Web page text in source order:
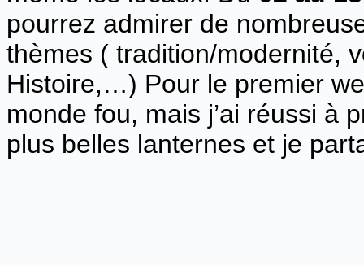
pourrez admirer de
thèmes ( tradition/modernité,
Histoire,…) Pour le premier
monde fou, mais j’ai réussi à
plus belles lanternes et je